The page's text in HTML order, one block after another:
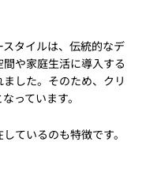
タイルは、伝統的なデ
や家庭生活に導入する
した。そのため、クリ
っています。
ているのも特徴です。